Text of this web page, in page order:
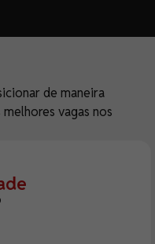
de maneira
vagas nos